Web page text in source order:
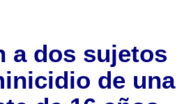
a dos sujetos
de una